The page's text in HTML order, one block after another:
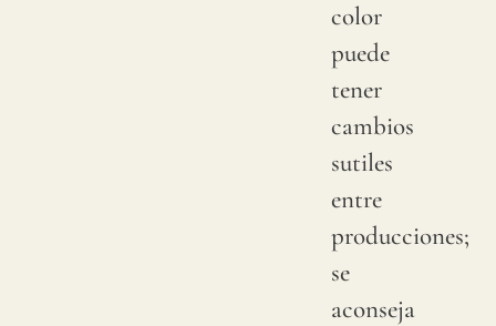
color
puede
tener
cambios
sutiles
entre
producciones;
se
aconseja